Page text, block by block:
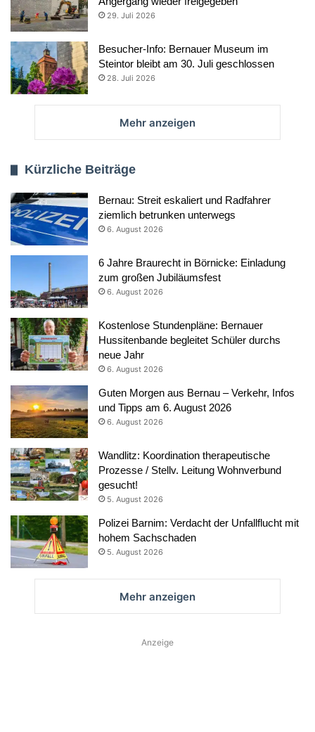
29. Juli 2026
Besucher-Info: Bernauer Museum im
Steintor bleibt am 30. Juli geschlossen
28. Juli 2026
Mehr anzeigen
Kürzliche Beiträge
Bernau: Streit eskaliert und Radfahrer
ziemlich betrunken unterwegs
6. August 2026
6 Jahre Braurecht in Börnicke: Einladung
zum großen Jubiläumsfest
6. August 2026
Kostenlose Stundenpläne: Bernauer
Hussitenbande begleitet Schüler durchs
neue Jahr
6. August 2026
Guten Morgen aus Bernau – Verkehr, Infos
und Tipps am 6. August 2026
6. August 2026
Wandlitz: Koordination therapeutische
Prozesse / Stellv. Leitung Wohnverbund
gesucht!
5. August 2026
Polizei Barnim: Verdacht der Unfallflucht mit
hohem Sachschaden
5. August 2026
Mehr anzeigen
Anzeige